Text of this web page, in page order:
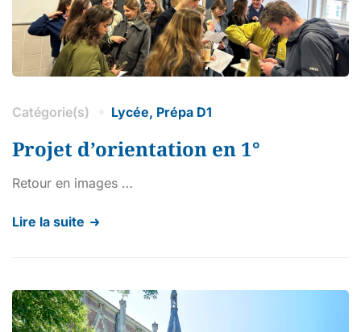
Catégorie(s) Lycée, Prépa D1
Projet d’orientation en 1°
Retour en images …
Lire la suite